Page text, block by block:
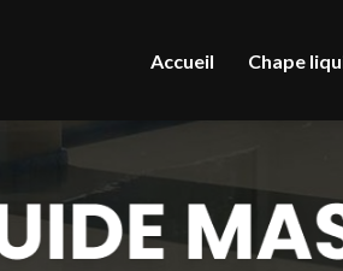
Accueil Chape